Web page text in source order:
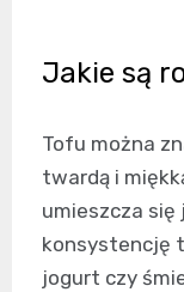
Jakie są
Tofu można
twardą i
umieszcza się
konsystencję
jogurt czy